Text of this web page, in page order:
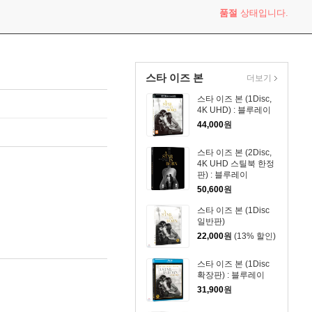
품절 상태입니다.
스타 이즈 본
스타 이즈 본 (1Disc,
4K UHD) : 블루레이
44,000원
스타 이즈 본 (2Disc,
4K UHD 스틸북 한정
판) : 블루레이
50,600원
스타 이즈 본 (1Disc
일반판)
22,000원 (13% 할인)
스타 이즈 본 (1Disc
확장판) : 블루레이
31,900원
더보기